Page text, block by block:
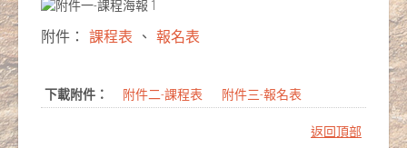
附件： 課程表 、 報名表
下載附件： 附件二-課程表 附件三-報名表
返回頂部